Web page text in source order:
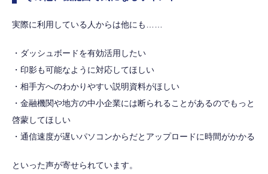
実際に利用している人からは他にも……
・ダッシュボードを有効活用したい
・印影も可能なように対応してほしい
・相手方へのわかりやすい説明資料がほしい
・金融機関や地方の中小企業には断られることがあるのでもっと
啓蒙してほしい
・通信速度が遅いパソコンからだとアップロードに時間がかかる
といった声が寄せられています。